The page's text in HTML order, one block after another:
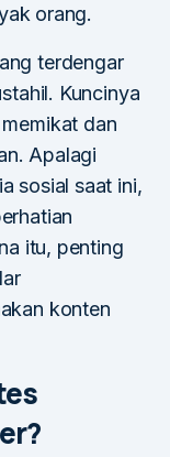
orang.
terdengar
Kuncinya
dan
Apalagi
sosial saat ini,
itu, penting
konten